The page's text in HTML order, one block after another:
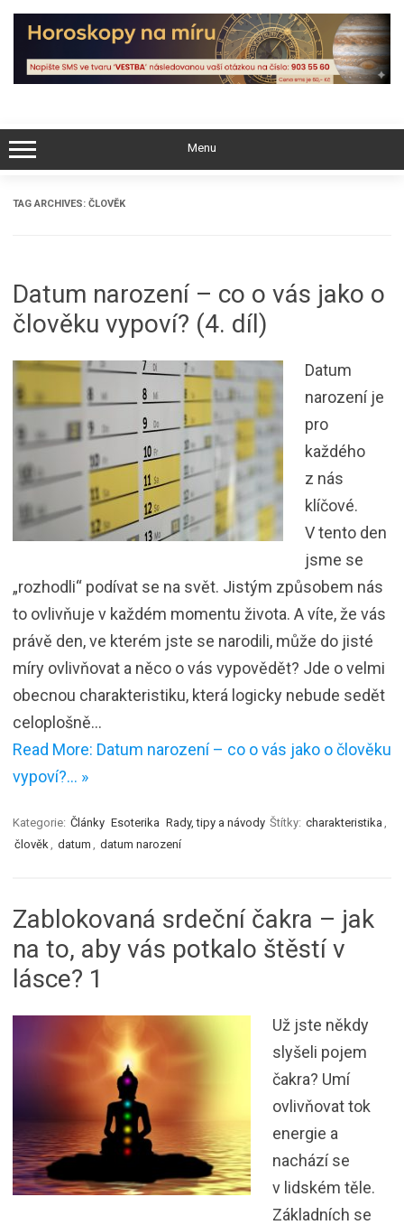
Skip
content
Menu
TAG ARCHIVES: ČLOVĚK
Datum narození – co o vás jako o
člověku vypoví? (4. díl)
Datum
narození je
pro
každého
z nás
klíčové.
V tento den
jsme se
„rozhodli“ podívat se na svět. Jistým způsobem nás
to ovlivňuje v každém momentu života. A víte, že vás
právě den, ve kterém jste se narodili, může do jisté
míry ovlivňovat a něco o vás vypovědět? Jde o velmi
obecnou charakteristiku, která logicky nebude sedět
celoplošně…
Read More: Datum narození – co o vás jako o člověku
vypoví?… »
Kategorie: Články Esoterika Rady, tipy a návody Štítky: charakteristika
člověk
datum datum narození
Zablokovaná srdeční čakra – jak
na to, aby vás potkalo štěstí v
lásce? 1
Už jste někdy
slyšeli pojem
čakra? Umí
ovlivňovat tok
energie a
nachází se
v lidském těle.
Základních se